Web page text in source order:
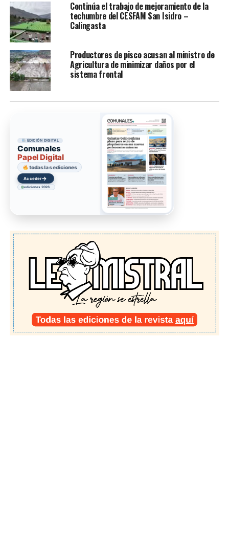
Continúa el trabajo de mejoramiento de la
techumbre del CESFAM San Isidro –
Calingasta
Productores de pisco acusan al ministro de
Agricultura de minimizar daños por el
sistema frontal
EDICIÓN DIGITAL
Comunales
Papel Digital
todas las ediciones
Acceder→
ediciones 2026